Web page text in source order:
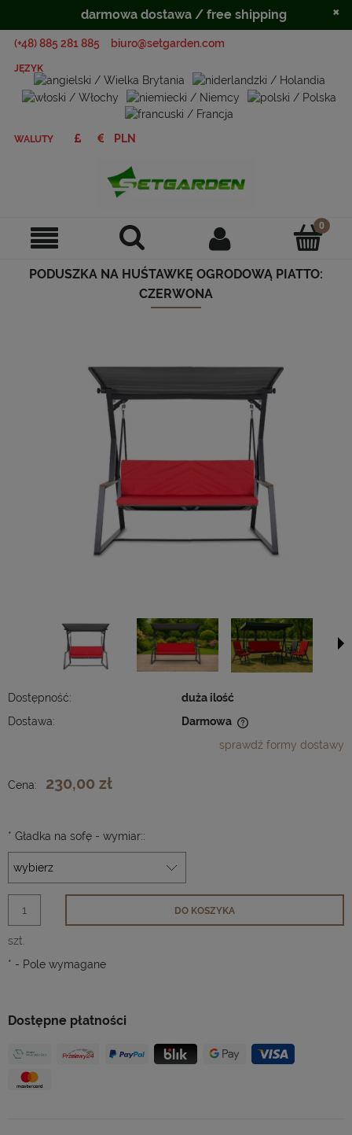
(+48) 885 281 885 biuro@setgarden.com
JĘZYK
WALUTY
PODUSZKA NA HUŚTAWKĘ OGRODOWĄ PIATTO:
CZERWONA
Dostępność:
duża ilość
Dostawa:
Darmowa
sprawdź formy dostawy
Dostępne płatności
Cena: 230,00 zł
* Gładka na sofę - wymiar::
szt.
DO KOSZYKA
* - Pole wymagane
darmowa dostawa / free shipping ×